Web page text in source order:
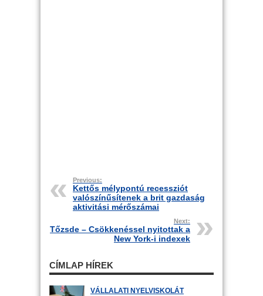
Previous:
Kettős mélypontú recessziót
valószínűsítenek a brit gazdaság
aktivitási mérőszámai
Next:
Tőzsde – Csökkenéssel nyitottak a
New York-i indexek
CÍMLAP HÍREK
VÁLLALATI NYELVISKOLÁT